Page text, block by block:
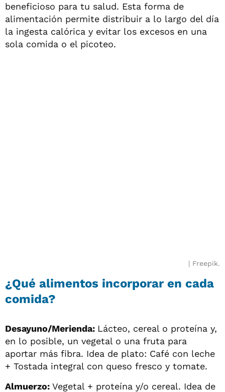
beneficioso para tu salud. Esta forma de
alimentación permite distribuir a lo largo del día
la ingesta calórica y evitar los excesos en una
sola comida o el picoteo.
Freepik.
¿Qué alimentos incorporar en cada
comida?
Desayuno/Merienda: Lácteo, cereal o proteína y,
en lo posible, un vegetal o una fruta para
aportar más fibra. Idea de plato: Café con leche
+ Tostada integral con queso fresco y tomate.
Almuerzo: Vegetal + proteína y/o cereal. Idea de